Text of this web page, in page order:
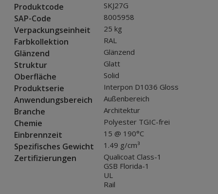
Produktcode SKJ27G
SAP-Code 8005958
Verpackungseinheit 25 kg
Farbkollektion RAL
Glänzend Glänzend
Struktur Glatt
Oberfläche Solid
Produktserie Interpon D1036 Gloss
Anwendungsbereich Außenbereich
Branche Architektur
Chemie Polyester TGIC-frei
Einbrennzeit 15 @ 190°C
Spezifisches Gewicht 1.49 g/cm³
Zertifizierungen
Qualicoat Class-1
GSB Florida-1
UL
Rail